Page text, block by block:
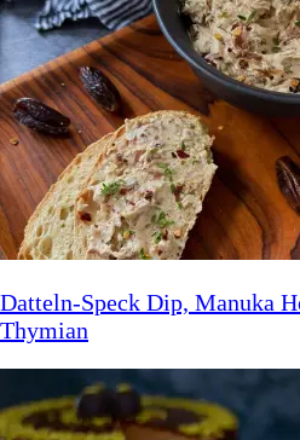
Datteln-Speck Dip, Manuka
Thymian